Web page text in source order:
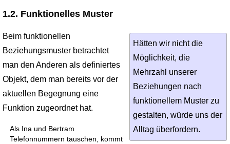
1.2. Funktionelles Muster
Hätten wir nicht die
Möglichkeit, die
Mehrzahl unserer
Beziehungen nach
funktionellem Muster zu
gestalten, würde uns der
Alltag überfordern.
Beim funktionellen
Beziehungsmuster betrachtet
man den Anderen als definiertes
Objekt, dem man bereits vor der
aktuellen Begegnung eine
Funktion zugeordnet hat.
Als Ina und Bertram
Telefonnummern tauschen, kommt